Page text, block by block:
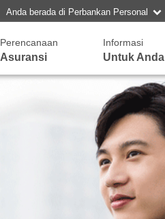
Anda berada di Perbankan Personal 
Perencanaan
Asuransi
Informasi
Untuk Anda